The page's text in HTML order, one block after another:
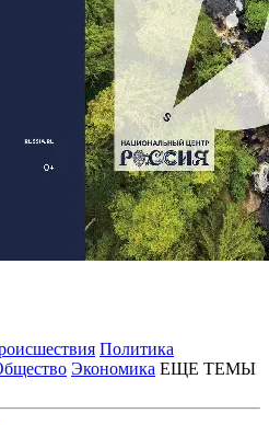
Политика
Экономика ЕЩЕ ТЕМЫ